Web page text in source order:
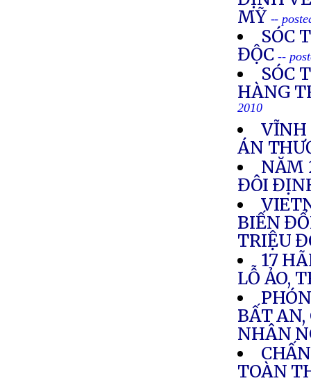
MỸ --
SÓC
ĐỘC--
SÓC
HÀNG
2010
VĨNH
ÁN
NĂM
ĐÔI
BIẾN
TRIỆU
17
LỖ ẢO,
BẤT AN,
NHÂN
TOÀN